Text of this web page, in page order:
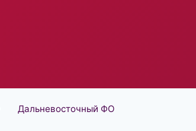
Дальневосточный ФО